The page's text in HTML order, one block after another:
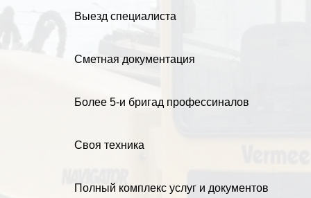
Выезд специалиста
Сметная документация
Более 5-и бригад профессиналов
Своя техника
Полный комплекс услуг и документов